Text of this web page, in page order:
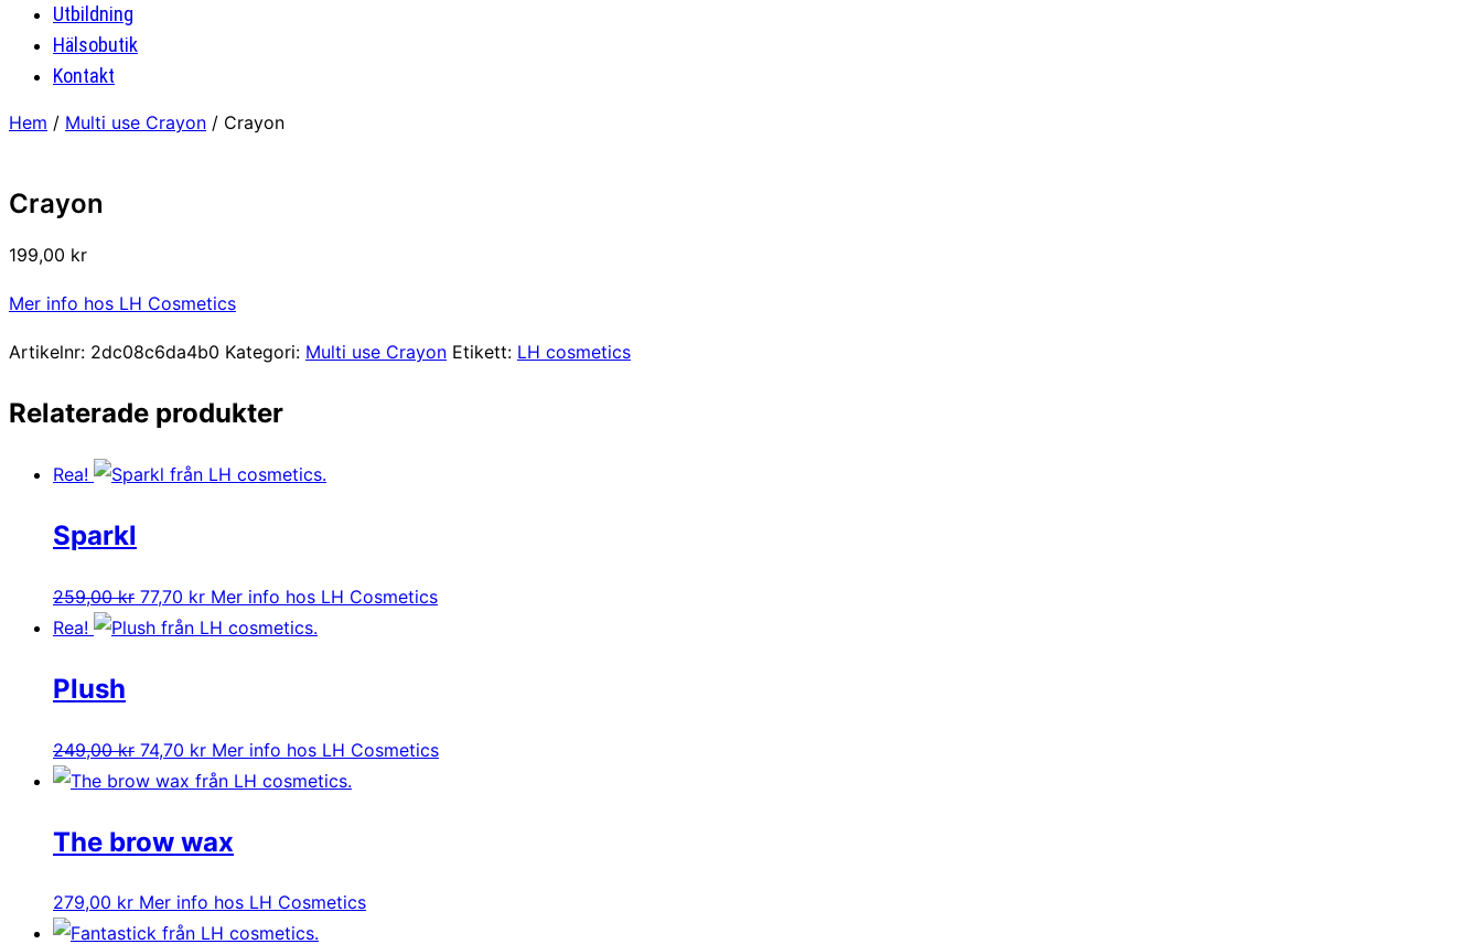
Utbildning
Hälsobutik
Kontakt
Hem / Multi use Crayon / Crayon
Crayon
199,00 kr
Mer info hos LH Cosmetics
Artikelnr: 2dc08c6da4b0 Kategori: Multi use Crayon Etikett: LH cosmetics
Relaterade produkter
Rea!
Sparkl
259,00kr Det
ursprungliga
77,70 krDet
nuvarande
Mer info hos LH Cosmetics
Rea!
Plush
249,00kr Det
ursprungliga
var:
74,70 krDet
nuvarande
är:
Mer info hos LH Cosmetics
The brow wax
279,00 kr Mer info hos LH Cosmetics